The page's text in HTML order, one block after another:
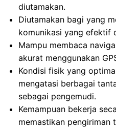
diutamakan.
Diutamakan bagi yang
komunikasi yang efektif
Mampu membaca
akurat menggunakan
Kondisi fisik yang
mengatasi berbagai
sebagai pengemudi.
Kemampuan bekerja
memastikan pengiriman